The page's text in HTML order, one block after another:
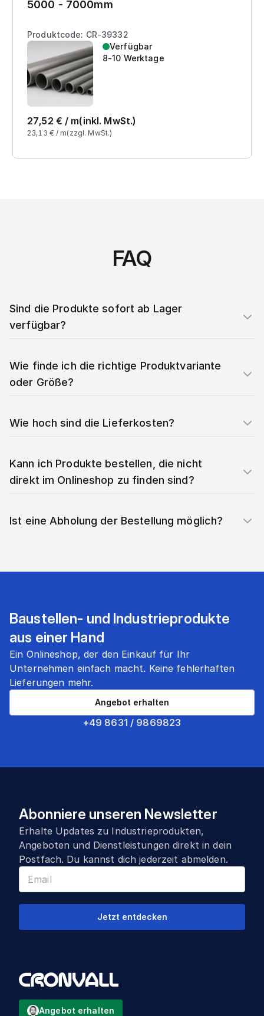
5000 - 7000mm
Produktcode: CR-39332
Verfügbar
8-10 Werktage
27,52 € / m(inkl. MwSt.)
23,13 € / m(zzgl. MwSt.)
FAQ
Sind die Produkte sofort ab Lager
verfügbar?
Wie finde ich die richtige Produktvariante
oder Größe?
Wie hoch sind die Lieferkosten?
Kann ich Produkte bestellen, die nicht
direkt im Onlineshop zu finden sind?
Ist eine Abholung der Bestellung möglich?
Baustellen- und Industrieprodukte
aus einer Hand
Ein Onlineshop, der den Einkauf für Ihr
Unternehmen einfach macht. Keine fehlerhaften
Lieferungen mehr.
+49 8631 / 9869823
Angebot erhalten
Abonniere unseren Newsletter
Erhalte Updates zu Industrieprodukten,
Angeboten und Dienstleistungen direkt in dein
Postfach. Du kannst dich jederzeit abmelden.
Jetzt entdecken
Angebot erhalten